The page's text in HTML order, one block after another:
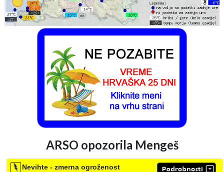
ARSO opozorila Mengeš
Nevihte - zmerna ogroženost